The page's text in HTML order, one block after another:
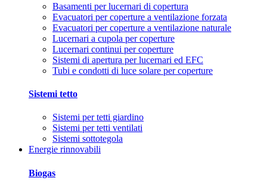
Basamenti per lucernari di copertura
Evacuatori per coperture a ventilazione forzata
Evacuatori per coperture a ventilazione naturale
Lucernari a cupola per coperture
Lucernari continui per coperture
Sistemi di apertura per lucernari ed EFC
Tubi e condotti di luce solare per coperture
Sistemi tetto
Sistemi per tetti giardino
Sistemi per tetti ventilati
Sistemi sottotegola
Energie rinnovabili
Biogas